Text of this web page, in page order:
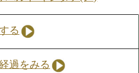
者の今永が、世界ラ
今年9月の王座決定戦
、上下の打ち分けと